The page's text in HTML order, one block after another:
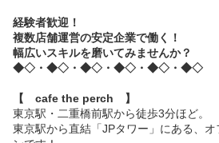
経験者歓迎！
複数店舗運営の安定企業で働く！
幅広いスキルを磨いてみませんか？
◆◇・◆◇・◆◇・◆◇・◆◇・◆◇
【 cafe the perch 】
東京駅・二重橋前駅から徒歩3分ほど。
東京駅から直結「JPタワー」にある、